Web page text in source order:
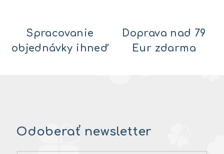
Spracovanie
objednávky ihneď
Doprava nad 79
Eur zdarma
Odoberať newsletter